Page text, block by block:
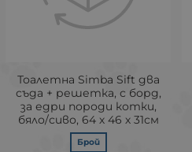
Тоалетна Simba Sift два
съда + решетка, с борд,
за едри породи котки,
бяло/сиво, 64 х 46 х 31см
Брой